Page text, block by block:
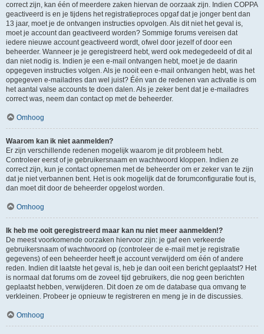
correct zijn, kan één of meerdere zaken hiervan de oorzaak zijn. Indien COPPA
geactiveerd is en je tijdens het registratieproces opgaf dat je jonger bent dan
13 jaar, moet je de ontvangen instructies opvolgen. Als dit niet het geval is,
moet je account dan geactiveerd worden? Sommige forums vereisen dat
iedere nieuwe account geactiveerd wordt, ofwel door jezelf of door een
beheerder. Wanneer je je geregistreerd hebt, werd ook medegedeeld of dit al
dan niet nodig is. Indien je een e-mail ontvangen hebt, moet je de daarin
opgegeven instructies volgen. Als je nooit een e-mail ontvangen hebt, was het
opgegeven e-mailadres dan wel juist? Één van de redenen van activatie is om
het aantal valse accounts te doen dalen. Als je zeker bent dat je e-mailadres
correct was, neem dan contact op met de beheerder.
Omhoog
Waarom kan ik niet aanmelden?
Er zijn verschillende redenen mogelijk waarom je dit probleem hebt.
Controleer eerst of je gebruikersnaam en wachtwoord kloppen. Indien ze
correct zijn, kun je contact opnemen met de beheerder om er zeker van te zijn
dat je niet verbannen bent. Het is ook mogelijk dat de forumconfiguratie fout is,
dan moet dit door de beheerder opgelost worden.
Omhoog
Ik heb me ooit geregistreerd maar kan nu niet meer aanmelden!?
De meest voorkomende oorzaken hiervoor zijn: je gaf een verkeerde
gebruikersnaam of wachtwoord op (controleer de e-mail met je registratie
gegevens) of een beheerder heeft je account verwijderd om één of andere
reden. Indien dit laatste het geval is, heb je dan ooit een bericht geplaatst? Het
is normaal dat forums om de zoveel tijd gebruikers, die nog geen berichten
geplaatst hebben, verwijderen. Dit doen ze om de database qua omvang te
verkleinen. Probeer je opnieuw te registreren en meng je in de discussies.
Omhoog